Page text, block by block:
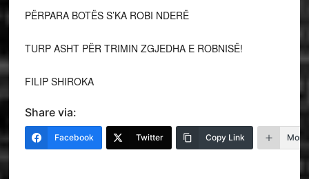
PËRPARA BOTËS S’KA ROBI NDERË
TURP ASHT PËR TRIMIN ZGJEDHA E ROBNISË!
FILIP SHIROKA
Share via:
Facebook Twitter Copy Link More